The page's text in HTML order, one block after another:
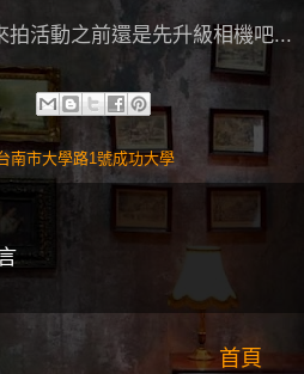
拍活動之前還是先升級相機吧...
南市大學路1號成功大學
首頁